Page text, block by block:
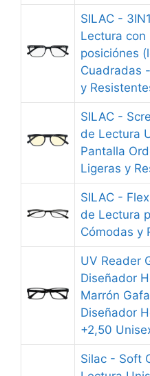
SILAC -
Lectura con
posiciónes
Cuadradas
y
SILAC -
de Lectura
Pantalla
Ligeras y
SILAC -
de Lectura
Cómodas y
UV Reader
Diseñador
Marrón
Diseñador
+2,50
Silac - Soft